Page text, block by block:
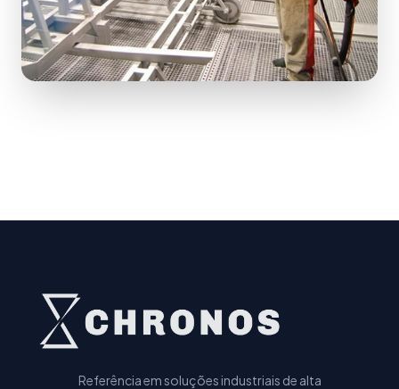
Referência em soluções industriais de alta